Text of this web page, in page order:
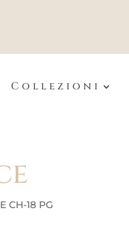
Collezioni
CH-18 PG